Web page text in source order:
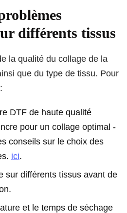
différents tissus
la qualité du collage de la
que du type de tissu. Pour
DTF de haute qualité
pour un collage optimal -
conseils sur le choix des
ici.
sur différents tissus avant de
et le temps de séchage